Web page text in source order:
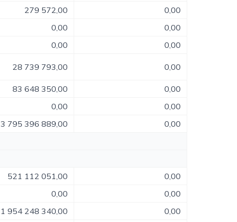
279 572,00
0,00
0,00
0,00
0,00
0,00
28 739 793,00 0,00
83 648 350,00
0,00
0,00
0,00
3 795 396 889,00
0,00
521 112 051,00
0,00
0,00
0,00
1 954 248 340,00
0,00